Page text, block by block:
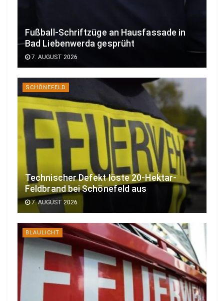
Fußball-Schriftzüge an Hausfassade in
Bad Liebenwerda gesprüht
7. AUGUST 2026
SCHÖNEFELD
Technischer Defekt löste 20-Hektar-
Feldbrand bei Schönefeld aus
7. AUGUST 2026
BLAULICHT